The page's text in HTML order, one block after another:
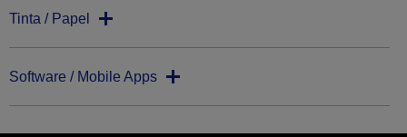
Tinta / Papel
Software / Mobile Apps